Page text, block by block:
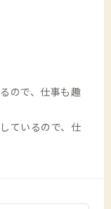
ので、仕事も趣
ているので、仕